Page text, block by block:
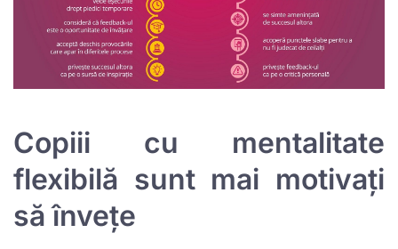
Copiii cu mentalitate
flexibilă sunt mai motivați
să învețe